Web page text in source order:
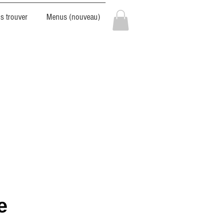
trouver Menus (nouveau)